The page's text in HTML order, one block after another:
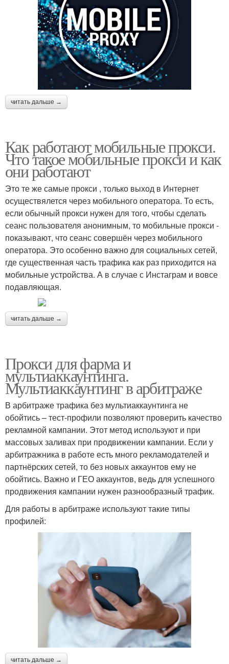
читать дальше →
Как работают мобильные прокси.
Что такое мобильные прокси и как
они работают
Это те же самые прокси , только выход в Интернет
осуществялется через мобильного оператора. То есть,
если обычный прокси нужен для того, чтобы сделать
сеанс пользователя анонимным, то мобильные прокси -
показывают, что сеанс совершён через мобильного
оператора. Это особенно важно для социальных сетей,
где существенная часть трафика как раз приходится на
мобильные устройства. А в случае с Инстаграм и вовсе
подавляющая.
читать дальше →
Прокси для фарма и
мультиаккаунтинга.
Мультиаккаунтинг в арбитраже
В арбитраже трафика без мультиаккаунтинга не
обойтись – тест-профили позволяют проверить качество
рекламной кампании. Этот метод используют и при
массовых заливах при продвижении кампании. Если у
арбитражника в работе есть много рекламодателей и
партнёрских сетей, то без новых аккаунтов ему не
обойтись. Важно и ГЕО аккаунтов, ведь для успешного
продвижения кампании нужен разнообразный трафик.
Для работы в арбитраже используют такие типы
профилей:
читать дальше →